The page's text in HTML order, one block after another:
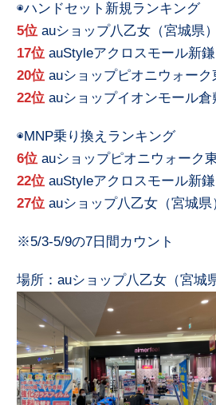
◉ハンドセット新規ランキング
5位auショップ八乙女（宮城県）
17位auStyleアクロスモール新鎌
20位auショップピオニウォーク
22位auショップイオンモール倉
◉MNP乗り換えランキング
6位auショップピオニウォーク
22位auStyleアクロスモール新鎌
27位auショップ八乙女（宮城県
※5/3-5/9の7日間カウント
場所： auショップ八乙女（宮城